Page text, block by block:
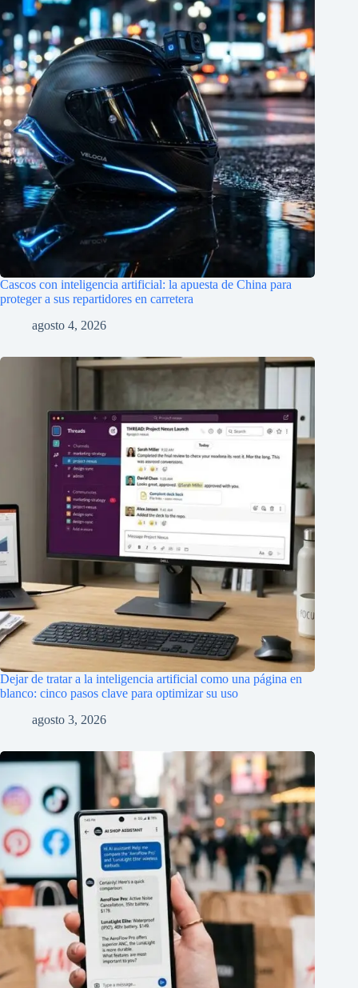
Cascos con inteligencia artificial: la apuesta de China para
proteger a sus repartidores en carretera
agosto 4, 2026
Dejar de tratar a la inteligencia artificial como una página en
blanco: cinco pasos clave para optimizar su uso
agosto 3, 2026